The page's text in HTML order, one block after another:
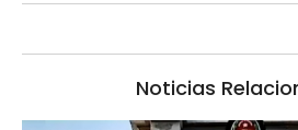
Noticias